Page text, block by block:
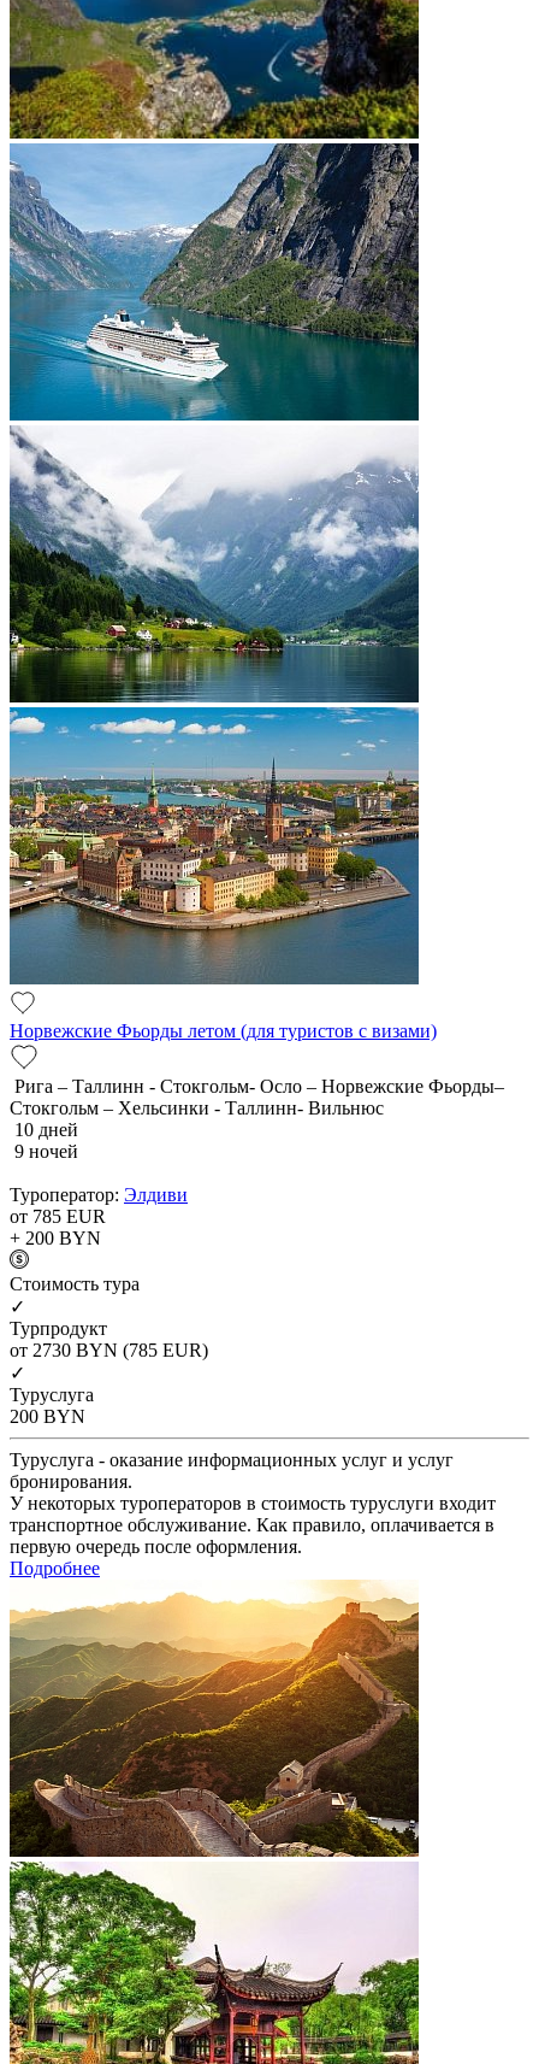
Норвежские Фьорды летом (для туристов с визами)
Рига – Таллинн - Стокгольм- Осло – Норвежские Фьорды–
Стокгольм – Хельсинки - Таллинн- Вильнюс
10 дней
9 ночей
Туроператор: Элдиви
от 785 EUR
+ 200 BYN
Cтоимость тура
✓
Турпродукт
от 2730 BYN (785 EUR)
✓
Туруслуга
200 BYN
Туруслуга - оказание информационных услуг и услуг
бронирования.
У некоторых туроператоров в стоимость туруслуги входит
транспортное обслуживание. Как правило, оплачивается в
первую очередь после оформления.
Подробнее